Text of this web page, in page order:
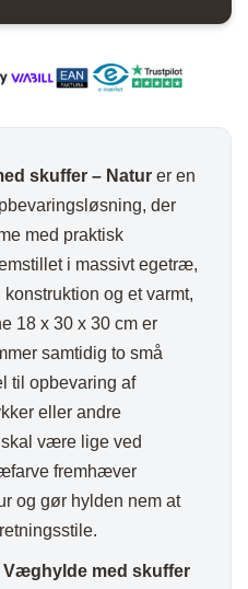
skuffer – Natur er en
der
med praktisk
i massivt egetræ,
og et varmt,
18 x 30 x 30 cm er
samtidig to små
til opbevaring af
eller andre
være lige ved
fremhæver
og gør hylden nem at
Væghylde med skuffer